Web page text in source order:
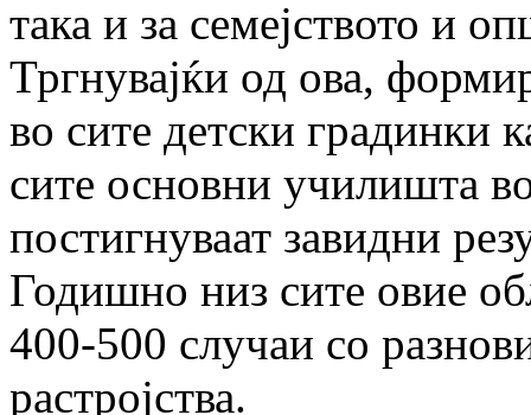
така и за семејството и
Тргнувајќи од ова,
во сите детски градинки
сите основни училишта
постигнуваат завидни
Годишно низ сите овие
400-500 случаи со
растројства.